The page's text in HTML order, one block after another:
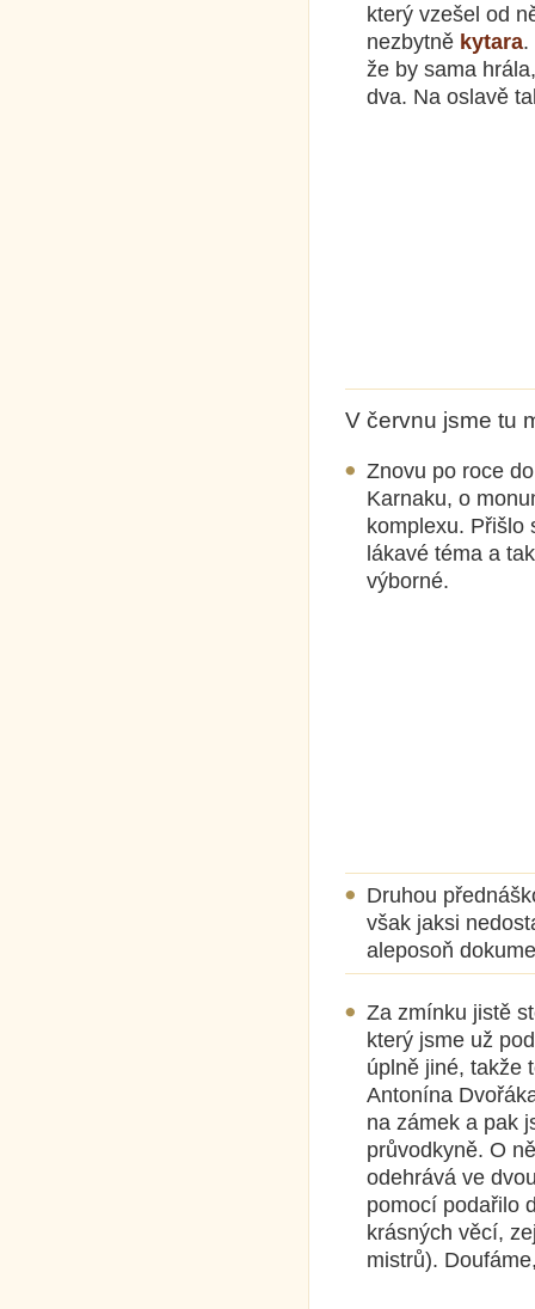
který vzešel od
nezbytně kytara.
že by sama
dva. Na oslavě
V červnu jsme tu
Znovu po roce
Karnaku, o
komplexu. Přišlo
lákavé téma a
výborné.
Druhou
však jaksi
aleposoň
Za zmínku jistě
který jsme už
úplně jiné, takže
Antonína
na zámek a pak
průvodkyně. O
odehrává ve
pomocí podařilo
krásných věcí,
mistrů).